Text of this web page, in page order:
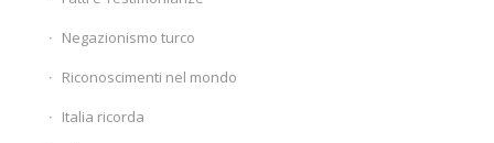
Negazionismo turco
Riconoscimenti nel mondo
Italia ricorda